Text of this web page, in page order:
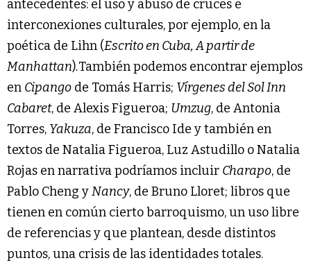
antecedentes: el uso y abuso de cruces e
interconexiones culturales, por ejemplo, en la
poética de Lihn (Escrito en Cuba, A partir de
Manhattan).También podemos encontrar ejemplos
en Cipango de Tomás Harris; Vírgenes del Sol Inn
Cabaret, de Alexis Figueroa; Umzug, de Antonia
Torres, Yakuza, de Francisco Ide y también en
textos de Natalia Figueroa, Luz Astudillo o Natalia
Rojas en narrativa podríamos incluir Charapo, de
Pablo Cheng yNancy, de Bruno Lloret; libros que
tienen en común cierto barroquismo, un uso libre
de referencias y que plantean, desde distintos
puntos, una crisis de las identidades totales.